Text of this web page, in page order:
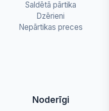
Saldētā pārtika
Dzērieni
Nepārtikas preces
Noderīgi